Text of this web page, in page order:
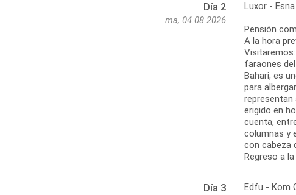
Día 2
ma, 04.08.2026
Luxor -
Pensión
A la hora
faraones
Bahari, es
para
representan
erigido en
cuenta,
columnas y
con cabeza
Regreso a
Día 3 Edfu - Kom